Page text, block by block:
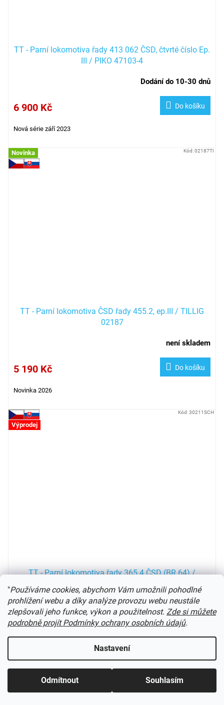
"Používáme cookies, abychom Vám umožnili pohodlné
prohlížení webu a díky analýze provozu webu neustále
zlepšovali jeho funkce, výkon a použitelnost. Zde si můžete
podrobně projít Podmínky ochrany osobních údajů.
Nastavení
Odmítnout Souhlasím
TT - Parní lokomotiva řady 413 062 ČSD, čtvrté číslo Ep.
III / PIKO 47103-4
Dodání do 10-30 dnů
6 900 Kč Do košíku
Nová série září 2023
Novinka
TT - Parní lokomotiva ČSD řady 455.2, ep.III / TILLIG
02187
není skladem
5 190 Kč Do košíku
Novinka 2026
Kód:02187TI
Výprodej
TT - Parní lokomotiva řady 365.4 ČSD (BR 64) /
Prodej ukončen
6 590 Kč DETAIL
Kód:30211SCH